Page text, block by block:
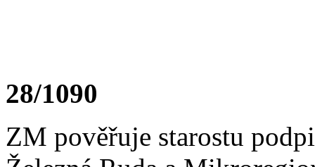
28/1090
ZM pověřuje starostu